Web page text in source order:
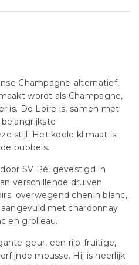
Champagne-alternatief,
wordt als Champagne,
is. De Loire is, samen met
stijl. Het koele klimaat is
bubbels.
SV Pé, gevestigd in
verschillende druiven
overwegend chenin blanc,
met chardonnay
en grolleau.
geur, een rijp-fruitige,
mousse. Hij is heerlijk